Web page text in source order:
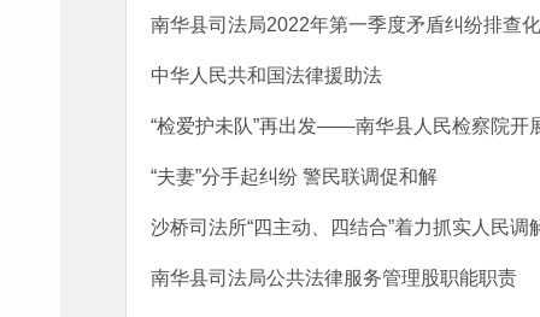
南华县司法局2022年第一季度矛盾纠纷排查
中华人民共和国法律援助法
“检爱护未队”再出发——南华县人民检察院开
“夫妻”分手起纠纷 警民联调促和解
沙桥司法所“四主动、四结合”着力抓实人民调
南华县司法局公共法律服务管理股职能职责